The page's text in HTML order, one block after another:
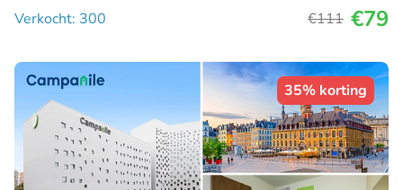
Verkocht: 300
€111 €79
35% korting